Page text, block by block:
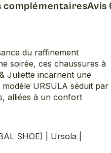
complémentairesAvis
du raffinement
soirée, ces chaussures à
Juliette incarnent une
URSULA séduit par
alliées à un confort
SHOE) | Ursola |